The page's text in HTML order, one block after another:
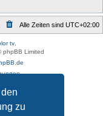
zu
Alle Zeiten sind UTC+02:00
tv
phpBB Limited